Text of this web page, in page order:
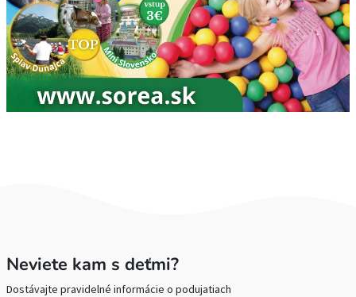
Neviete kam s deťmi?
Dostávajte pravidelné informácie o podujatiach